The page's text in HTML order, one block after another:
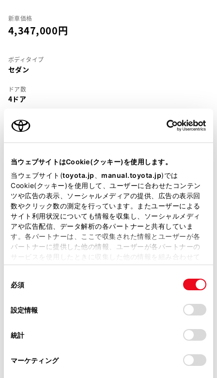
当ウェブサイトはCookie(クッキー)を使用します。
当ウェブサイト(toyota.jp manual.toyota.jp)では
Cookie(クッキー)を使用して、ユーザーに合わせたコンテン
ツや広告の表示、ソーシャルメディアの提供、広告の表示回
数やクリック数の測定を行っています。またユーザーによる
サイト利用状況についても情報を収集し、ソーシャルメディ
アや広告配信、データ解析の各パートナーと共有していま
す。各パートナーは、ここで収集された情報とユーザーが各
パートナーに提供した他の情報、ユーザーが各パートナーの
サービスを使用したときに収集した他の情報を組み合わせて
使用することがあります。当ウェブサイトの使用を続行する
デバイスにすべてのCookie(クッキー)が保存されることに同
意したことになります。Cookie(クッキー)のオプトアウト、
設定の変更、同意を撤回したりするにあたっては、当社の
「Cookie（クッキー）情報の取り扱いについて
」をご覧くだ
必須
設定情報
統計
マーケティング
新車価格
4,347,000
ボディタイプ
セダン
ドア数
4ドア
乗車定員
5名
DAA-ANF10
全長×全幅×全高
4710×1785×1495mm
ホイールベース ※1
2700mm
トレッド前／後
1535/1530mm
室内長×室内幅×室内高
1640kg